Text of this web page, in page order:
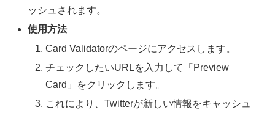
ッシュされます。
使用方法
Card Validatorのページにアクセスします。
チェックしたいURLを入力して「Preview
Card」をクリックします。
これにより、Twitterが新しい情報をキャッシュ